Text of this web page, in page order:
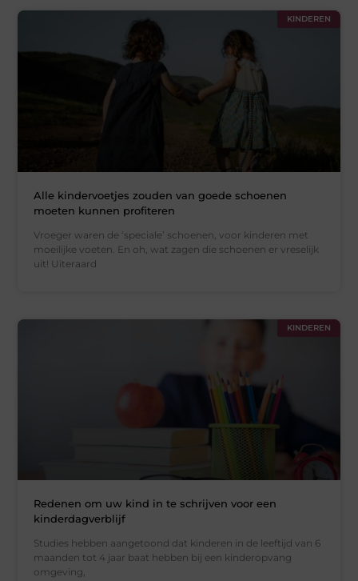
KINDEREN
Alle kindervoetjes zouden van goede schoenen
moeten kunnen profiteren
Vroeger waren de ‘speciale’ schoenen, voor kinderen met
moeilijke voeten. En oh, wat zagen die schoenen er vreselijk
uit! Uiteraard
KINDEREN
Redenen om uw kind in te schrijven voor een
kinderdagverblijf
Studies hebben aangetoond dat kinderen in de leeftijd van 6
maanden tot 4 jaar baat hebben bij een kinderopvang
omgeving,